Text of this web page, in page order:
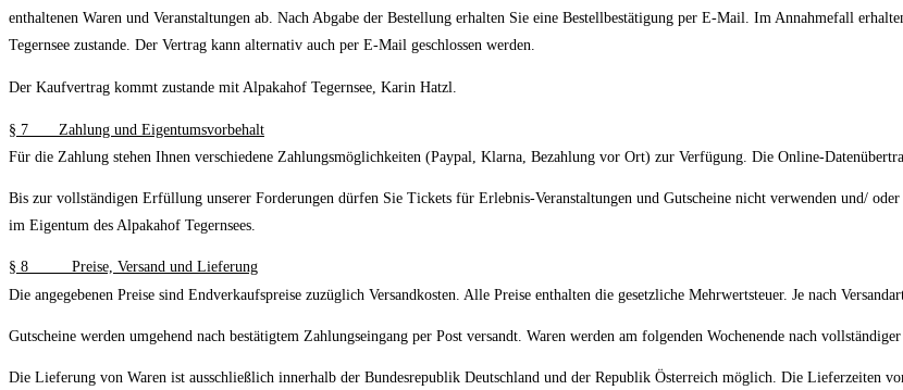
enthaltenen Waren und Veranstaltungen ab. Nach Abgabe der Bestellung erhalten Sie eine Bestellbestätigung per E-Mail. Im Annahmefall
Tegernsee zustande. Der Vertrag kann alternativ auch per E-Mail geschlossen werden.
Der Kaufvertrag kommt zustande mit Alpakahof Tegernsee, Karin Hatzl.
§ 7 Zahlung und Eigentumsvorbehalt
Für die Zahlung stehen Ihnen verschiedene Zahlungsmöglichkeiten (Paypal, Klarna, Bezahlung vor Ort) zur Verfügung. Die Online-
Bis zur vollständigen Erfüllung unserer Forderungen dürfen Sie Tickets für Erlebnis-Veranstaltungen und Gutscheine nicht verwenden und/
im Eigentum des Alpakahof Tegernsees.
§ 8 Preise, Versand und Lieferung
Die angegebenen Preise sind Endverkaufspreise zuzüglich Versandkosten. Alle Preise enthalten die gesetzliche Mehrwertsteuer. Je nach
Gutscheine werden umgehend nach bestätigtem Zahlungseingang per Post versandt. Waren werden am folgenden Wochenende nach
Die Lieferung von Waren ist ausschließlich innerhalb der Bundesrepublik Deutschland und der Republik Österreich möglich. Die Lieferzeiten